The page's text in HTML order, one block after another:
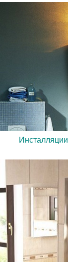
Инсталляции